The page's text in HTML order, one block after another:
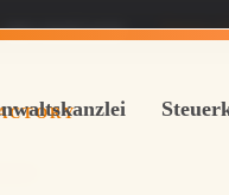
069 264922420 Telefon